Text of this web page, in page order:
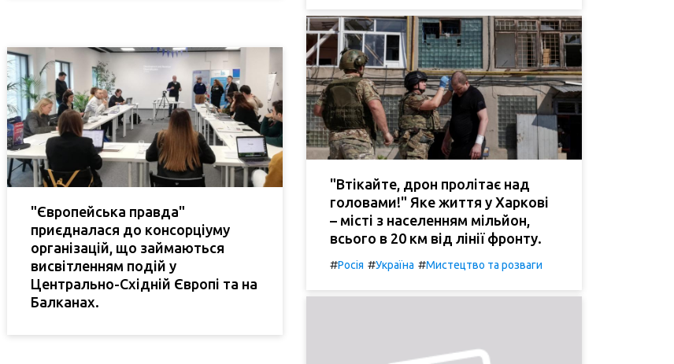
"Європейська правда"
приєдналася до консорціуму
організацій, що займаються
висвітленням подій у
Центрально-Східній Європі та на
Балканах.
"Втікайте, дрон пролітає над
головами!" Яке життя у Харкові
– місті з населенням мільйон,
всього в 20 км від лінії фронту.
#Росія #Україна #Мистецтво та розваги